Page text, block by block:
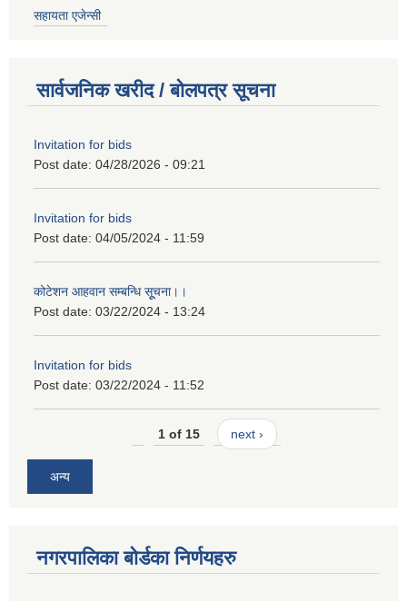
सहायता एजेन्सी
सार्वजनिक खरीद / बोलपत्र सूचना
Invitation for bids
Post date: 04/28/2026 - 09:21
Invitation for bids
Post date: 04/05/2024 - 11:59
कोटेशन आहवान सम्बन्धि सूूचना।।
Post date: 03/22/2024 - 13:24
Invitation for bids
Post date: 03/22/2024 - 11:52
1 of 15 next ›
अन्य
नगरपालिका बोर्डका निर्णयहरु